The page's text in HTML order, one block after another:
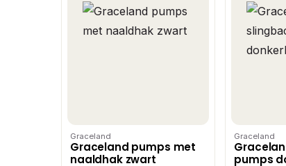
Graceland
Graceland pumps met
naaldhak zwart
Graceland
pumps